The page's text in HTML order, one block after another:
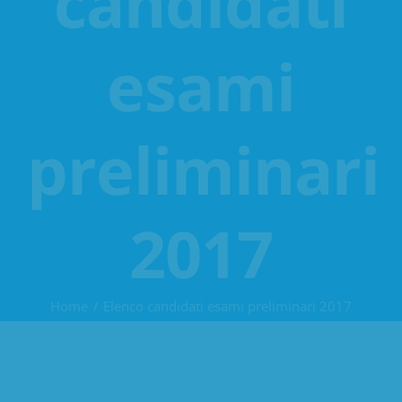
esami
preliminari
2017
Home Elenco candidati esami preliminari 2017